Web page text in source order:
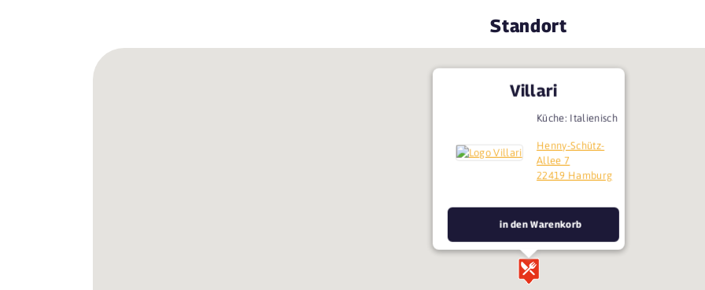
Standort
Villari
Küche: Italienisch
Henny-Schütz-
Allee 7
22419 Hamburg
in den Warenkorb